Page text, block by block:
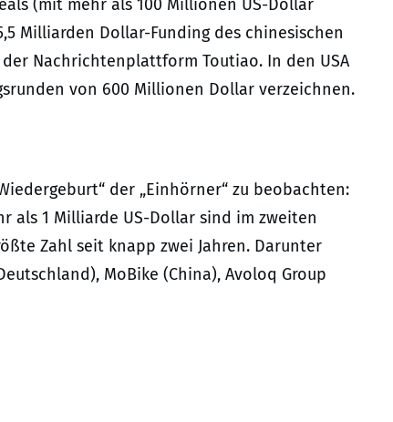
(mit mehr als 100 Millionen US-Dollar
Milliarden Dollar-Funding des chinesischen
Nachrichtenplattform Toutiao. In den USA
von 600 Millionen Dollar verzeichnen.
der „Einhörner“ zu beobachten:
als 1 Milliarde US-Dollar sind im zweiten
Zahl seit knapp zwei Jahren. Darunter
MoBike (China), Avoloq Group